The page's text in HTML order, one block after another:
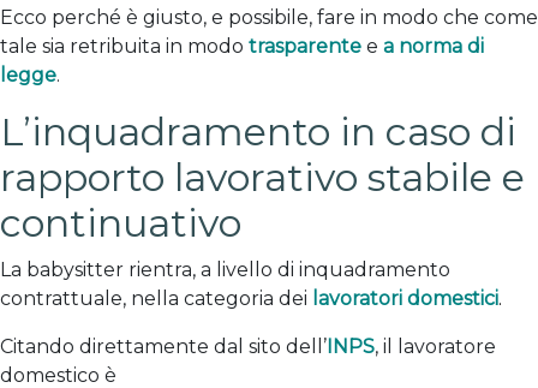
Ecco perché è giusto, e possibile, fare in modo che come
tale sia retribuita in modo trasparente e a norma di
legge.
L’inquadramento in caso di
rapporto lavorativo stabile e
continuativo
La babysitter rientra, a livello di inquadramento
contrattuale, nella categoria dei lavoratori domestici.
Citando direttamente dal sito dell’INPS, il lavoratore
domestico è